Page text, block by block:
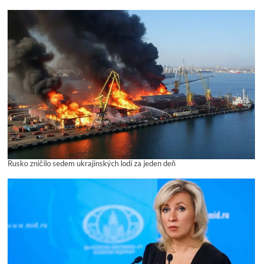
Rusko zničilo sedem ukrajinských lodí za jeden deň